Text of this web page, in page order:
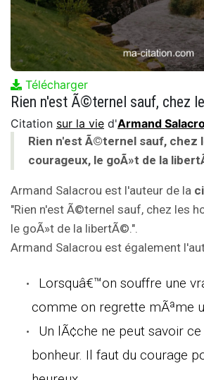
Télécharger
Citation sur la vie d'Armand
Rien n'est Ã©ternel sauf, chez
courageux, le goÃ»t de la
Armand Salacrou est l'auteur de la
"Rien n'est Ã©ternel sauf, chez les
le goÃ»t de la libertÃ©.".
Armand Salacrou est également
Lorsquâ€™on souffre une
comme on regrette mÃªme
Un lÃ¢che ne peut savoir ce
bonheur. Il faut du courage